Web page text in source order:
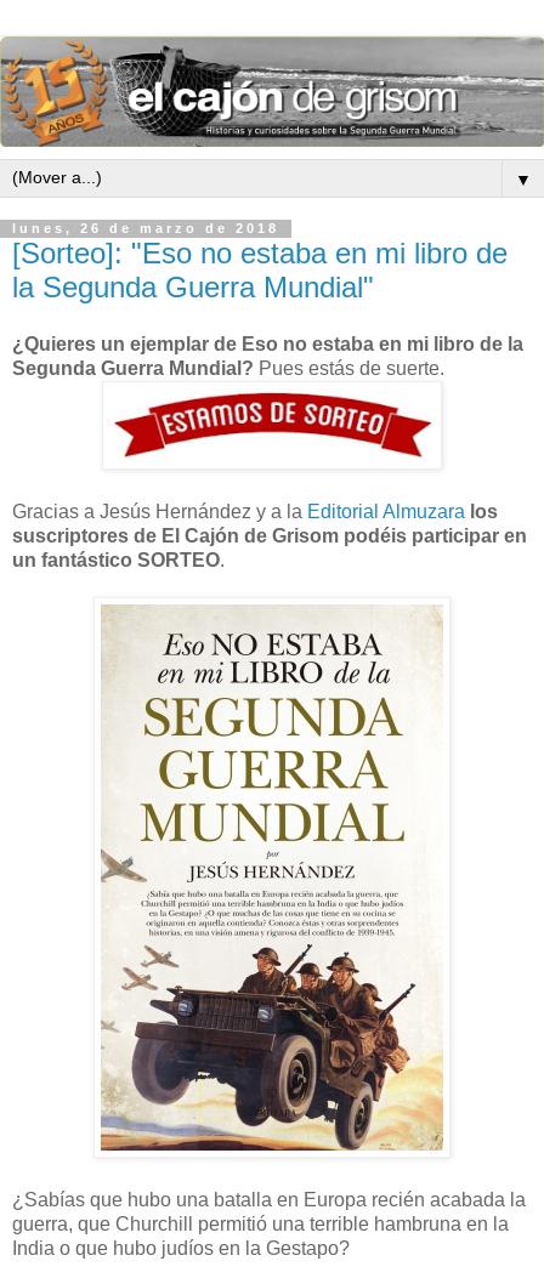
▼
lunes, 26 de marzo de 2018
[Sorteo]: "Eso no estaba en mi libro de
la Segunda Guerra Mundial"
¿Quieres un ejemplar de Eso no estaba en mi libro de la
Segunda Guerra Mundial? Pues estás de suerte.
Gracias a Jesús Hernández y a la Editorial Almuzara los
suscriptores de El Cajón de Grisom podéis participar en
un fantástico SORTEO.
¿Sabías que hubo una batalla en Europa recién acabada la
guerra, que Churchill permitió una terrible hambruna en la
India o que hubo judíos en la Gestapo?